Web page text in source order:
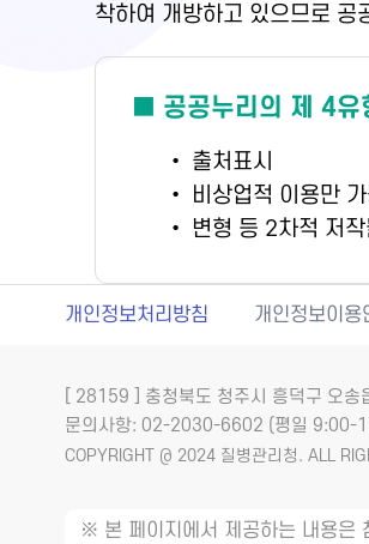
착하여 개방하고 있으므로 공
■ 공공누리의 제 4유
• 출처표시
• 비상업적 이용만
• 변형 등 2차적 저작
개인정보처리방침 개인정보이용
[ 28159 ] 충청북도 청주시 흥덕구 오
문의사항: 02-2030-6602 (평일 9:00-
COPYRIGHT @ 2024 질병관리청. ALL
※ 본 페이지에서 제공하는 내용은